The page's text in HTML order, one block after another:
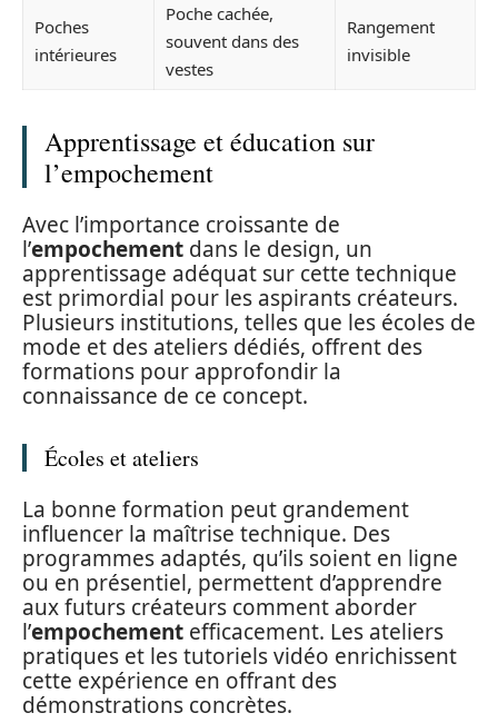
Poches
intérieures
Poche cachée,
souvent dans des
vestes
Rangement
invisible
Apprentissage et éducation sur
l’empochement
Avec l’importance croissante de
l’empochement dans le design, un
apprentissage adéquat sur cette technique
est primordial pour les aspirants créateurs.
Plusieurs institutions, telles que les écoles de
mode et des ateliers dédiés, offrent des
formations pour approfondir la
connaissance de ce concept.
Écoles et ateliers
La bonne formation peut grandement
influencer la maîtrise technique. Des
programmes adaptés, qu’ils soient en ligne
ou en présentiel, permettent d’apprendre
aux futurs créateurs comment aborder
l’empochement efficacement. Les ateliers
pratiques et les tutoriels vidéo enrichissent
cette expérience en offrant des
démonstrations concrètes.